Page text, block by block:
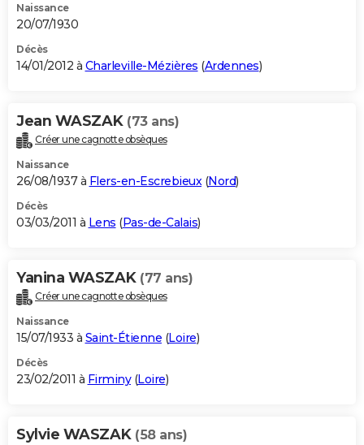
Naissance
20/07/1930
Décès
14/01/2012 à Charleville-Mézières (Ardennes)
Jean WASZAK (73 ans)
Créer une cagnotte obsèques
Naissance
26/08/1937 à Flers-en-Escrebieux(Nord)
Décès
03/03/2011 à Lens (Pas-de-Calais)
Yanina WASZAK (77 ans)
Créer une cagnotte obsèques
Naissance
15/07/1933 à Saint-Étienne (Loire)
Décès
23/02/2011 à Firminy(Loire)
Sylvie WASZAK (58 ans)